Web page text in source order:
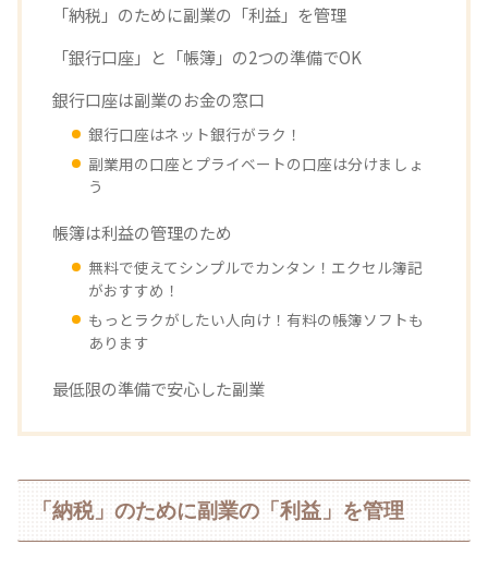
「納税」のために副業の「利益」を管理
「銀行口座」と「帳簿」の2つの準備でOK
銀行口座は副業のお金の窓口
銀行口座はネット銀行がラク！
副業用の口座とプライベートの口座は分けましょ
う
帳簿は利益の管理のため
無料で使えてシンプルでカンタン！エクセル簿記
がおすすめ！
もっとラクがしたい人向け！有料の帳簿ソフトも
あります
最低限の準備で安心した副業
「納税」のために副業の「利益」を管理